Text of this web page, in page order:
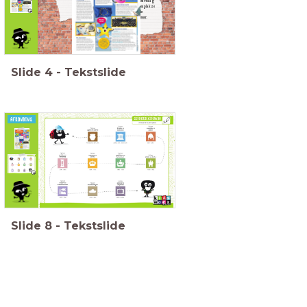
per blaadje) en plak ze
op de
vragenmuur.
Slide 4 - Tekstslide
Wat heb je deze
Slide 8 - Tekstslide